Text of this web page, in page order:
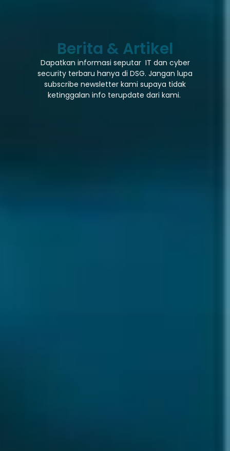
Berita & Artikel
Dapatkan informasi seputar IT dan cyber
security terbaru hanya di DSG. Jangan lupa
subscribe newsletter kami supaya tidak
ketinggalan info terupdate dari kami.